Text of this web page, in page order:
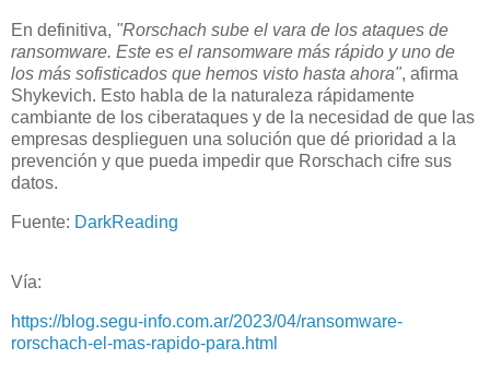
En definitiva, "Rorschach sube el vara de los ataques de
ransomware. Este es el ransomware más rápido y uno de
los más sofisticados que hemos visto hasta ahora", afirma
Shykevich. Esto habla de la naturaleza rápidamente
cambiante de los ciberataques y de la necesidad de que las
empresas desplieguen una solución que dé prioridad a la
prevención y que pueda impedir que Rorschach cifre sus
datos.
Fuente: DarkReading
Vía:
https://blog.segu-info.com.ar/2023/04/ransomware-
rorschach-el-mas-rapido-para.html